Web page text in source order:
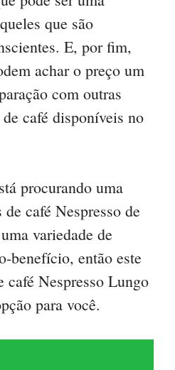
que são
E, por fim,
achar o preço um
com outras
café disponíveis no
procurando uma
café Nespresso de
variedade de
benefício, então este
café Nespresso Lungo
para você.